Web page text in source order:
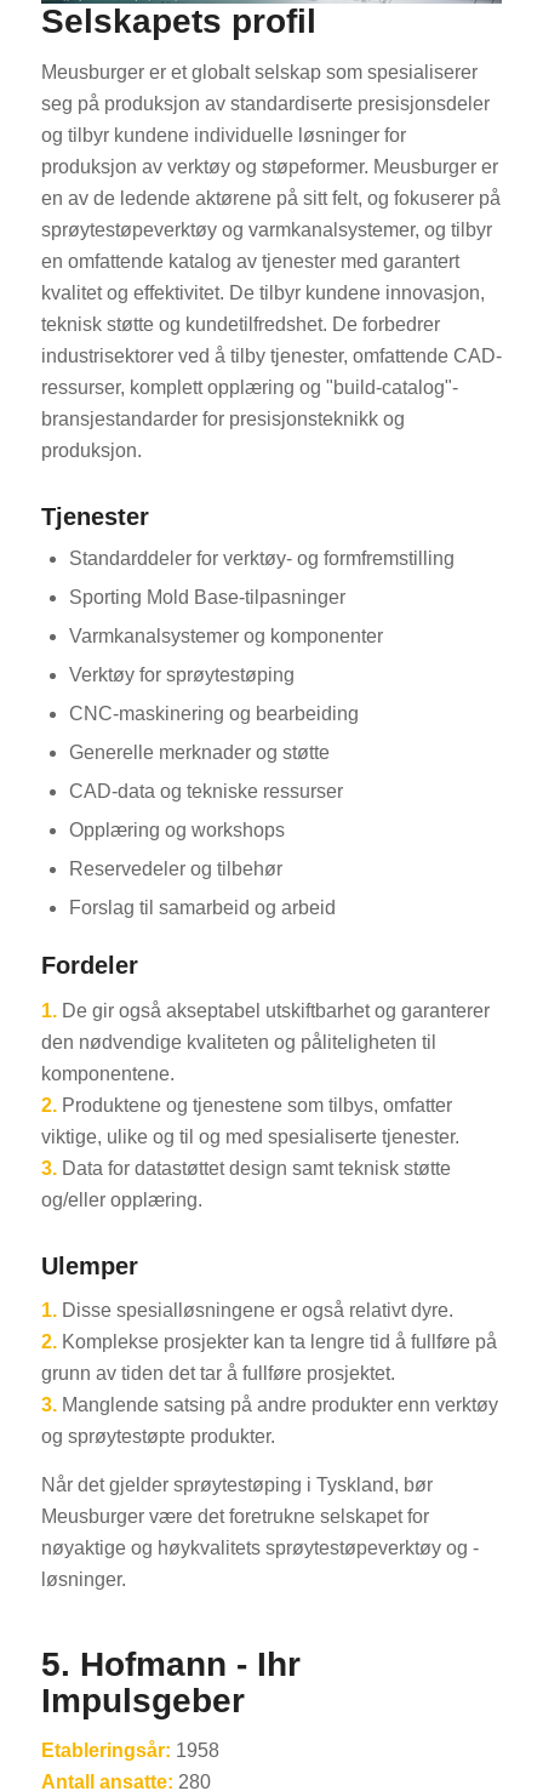
Selskapets profil
Meusburger er et globalt selskap som spesialiserer
seg på produksjon av standardiserte presisjonsdeler
og tilbyr kundene individuelle løsninger for
produksjon av verktøy og støpeformer. Meusburger er
en av de ledende aktørene på sitt felt, og fokuserer på
sprøytestøpeverktøy og varmkanalsystemer, og tilbyr
en omfattende katalog av tjenester med garantert
kvalitet og effektivitet. De tilbyr kundene innovasjon,
teknisk støtte og kundetilfredshet. De forbedrer
industrisektorer ved å tilby tjenester, omfattende CAD-
ressurser, komplett opplæring og "build-catalog"-
bransjestandarder for presisjonsteknikk og
produksjon.
Tjenester
Standarddeler for verktøy- og formfremstilling
Sporting Mold Base-tilpasninger
Varmkanalsystemer og komponenter
Verktøy for sprøytestøping
CNC-maskinering og bearbeiding
Generelle merknader og støtte
CAD-data og tekniske ressurser
Opplæring og workshops
Reservedeler og tilbehør
Forslag til samarbeid og arbeid
Fordeler
1. De gir også akseptabel utskiftbarhet og garanterer
den nødvendige kvaliteten og påliteligheten til
komponentene.
2. Produktene og tjenestene som tilbys, omfatter
viktige, ulike og til og med spesialiserte tjenester.
3. Data for datastøttet design samt teknisk støtte
og/eller opplæring.
Ulemper
1. Disse spesialløsningene er også relativt dyre.
2. Komplekse prosjekter kan ta lengre tid å fullføre på
grunn av tiden det tar å fullføre prosjektet.
3. Manglende satsing på andre produkter enn verktøy
og sprøytestøpte produkter.
Når det gjelder sprøytestøping i Tyskland, bør
Meusburger være det foretrukne selskapet for
nøyaktige og høykvalitets sprøytestøpeverktøy og -
løsninger.
5. Hofmann - Ihr
Impulsgeber
Etableringsår: 1958
Antall ansatte: 280